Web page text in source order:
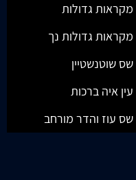
מקראות גדולות
מקראות גדולות נך
שס שוטנשטיין
עין איה ברכות
שס עוז והדר מורחב